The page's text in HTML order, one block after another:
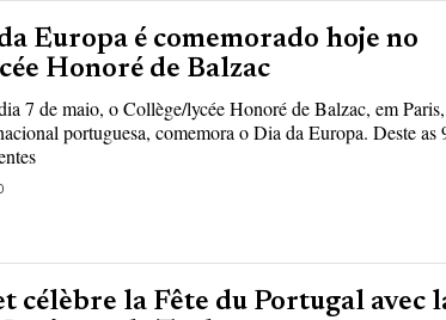
Europa é comemorado hoje no
Honoré de Balzac
7 de maio, o Collège/lycée Honoré de Balzac, em
portuguesa, comemora o Dia da Europa. Deste as
célèbre la Fête du Portugal avec